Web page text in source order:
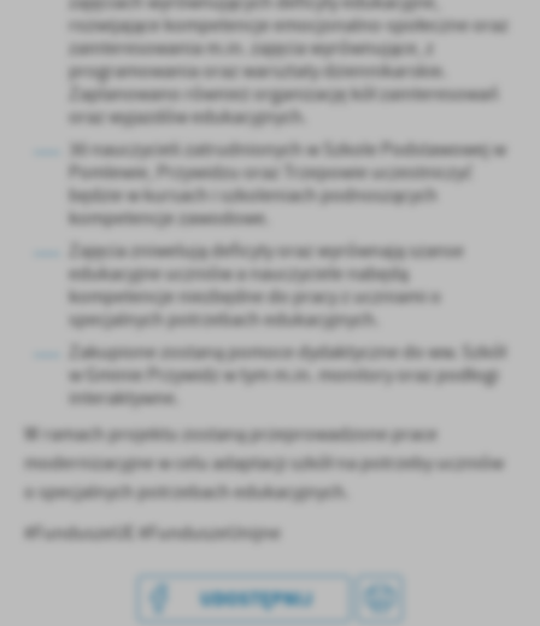
treści w postaci wiadomości, ofert, komunikatów mediów
społecznościowych.
rozwijające kompetencje emocjonalno-społeczne oraz
zainteresowania m.in. zajęcia wyrównujące, z
programowania oraz warsztaty dziennikarskie.
Zaplanowano również organizację kół zainteresowań
oraz wyjazdów edukacyjnych.
30 nauczycieli zatrudnionych w Szkole Podstawowej w
Pomlewie, Przywidzu oraz Trzepowie uczestniczyć
będzie w kursach i szkoleniach podnoszących
kompetencje zawodowe.
Zajęcia zniwelują deficyty oraz wyrównają szanse
edukacyjne uczniów a nauczyciele nabędą
kompetencje niezbędne do pracy z uczniami o
specjalnych potrzebach edukacyjnych.
Zakupione zostaną pomoce dydaktyczne do ww. Szkół
w Gminie Przywidz w tym m.in. monitory oraz podłogi
interaktywne.
W ramach projektu zostaną przeprowadzone prace
modernizacyjne w celu adaptacji szkół na potrzeby uczniów
o specjalnych potrzebach edukacyjnych.
#FunduszeUE #FunduszeUnijne
UDOSTĘPNIJ